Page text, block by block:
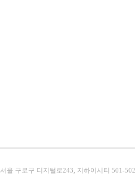
서울 구로구 디지털로243, 지하이시티 501-